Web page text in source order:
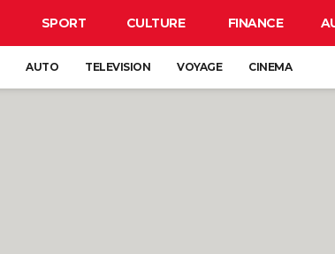
SPORT CULTURE FINANCE
AUTO TELEVISION VOYAGE CINEMA